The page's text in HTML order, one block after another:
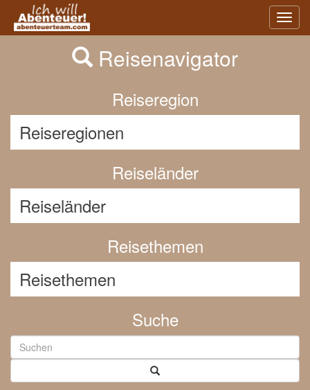
Previous
Reisenavigator
Reiseregion
Reiseländer
Reisethemen
Suche